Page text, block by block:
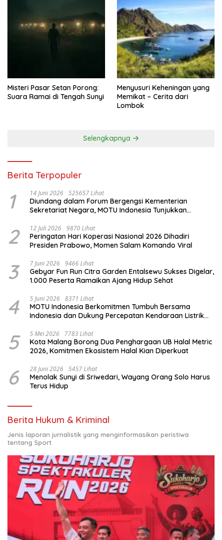
Misteri Pasar Setan Porong:
Suara Ramai di Tengah Sunyi
Menyusuri Keheningan yang
Memikat – Cerita dari
Lombok
Selengkapnya
Berita Terpopuler
1 14 Juni 2026 525657 Lihat
Diundang dalam Forum Bergengsi Kementerian
Sekretariat Negara, MOTU Indonesia Tunjukkan
2 12 Juli 2026 9870 Lihat
Peringatan Hari Koperasi Nasional 2026 Dihadiri
Presiden Prabowo, Momen Salam Komando Viral
3 7 Juni 2026 9466 Lihat
Gebyar Fun Run Citra Garden Entalsewu Sukses Digelar,
1.000 Peserta Ramaikan Ajang Hidup Sehat
4 5 Juni 2026 8371 Lihat
MOTU Indonesia Berkomitmen Tumbuh Bersama
Indonesia dan Dukung Percepatan Kendaraan Listrik
5 5 Mei 2026 7783 Lihat
Kota Malang Borong Dua Penghargaan UB Halal Metric
2026, Komitmen Ekosistem Halal Kian Diperkuat
6 28 Juni 2026 5457 Lihat
Menolak Sunyi di Sriwedari, Wayang Orang Solo Harus
Terus Hidup
Berita Hukum & Kriminal
Jenis laporan jurnalistik yang menginformasikan peristiwa
tentang Sport